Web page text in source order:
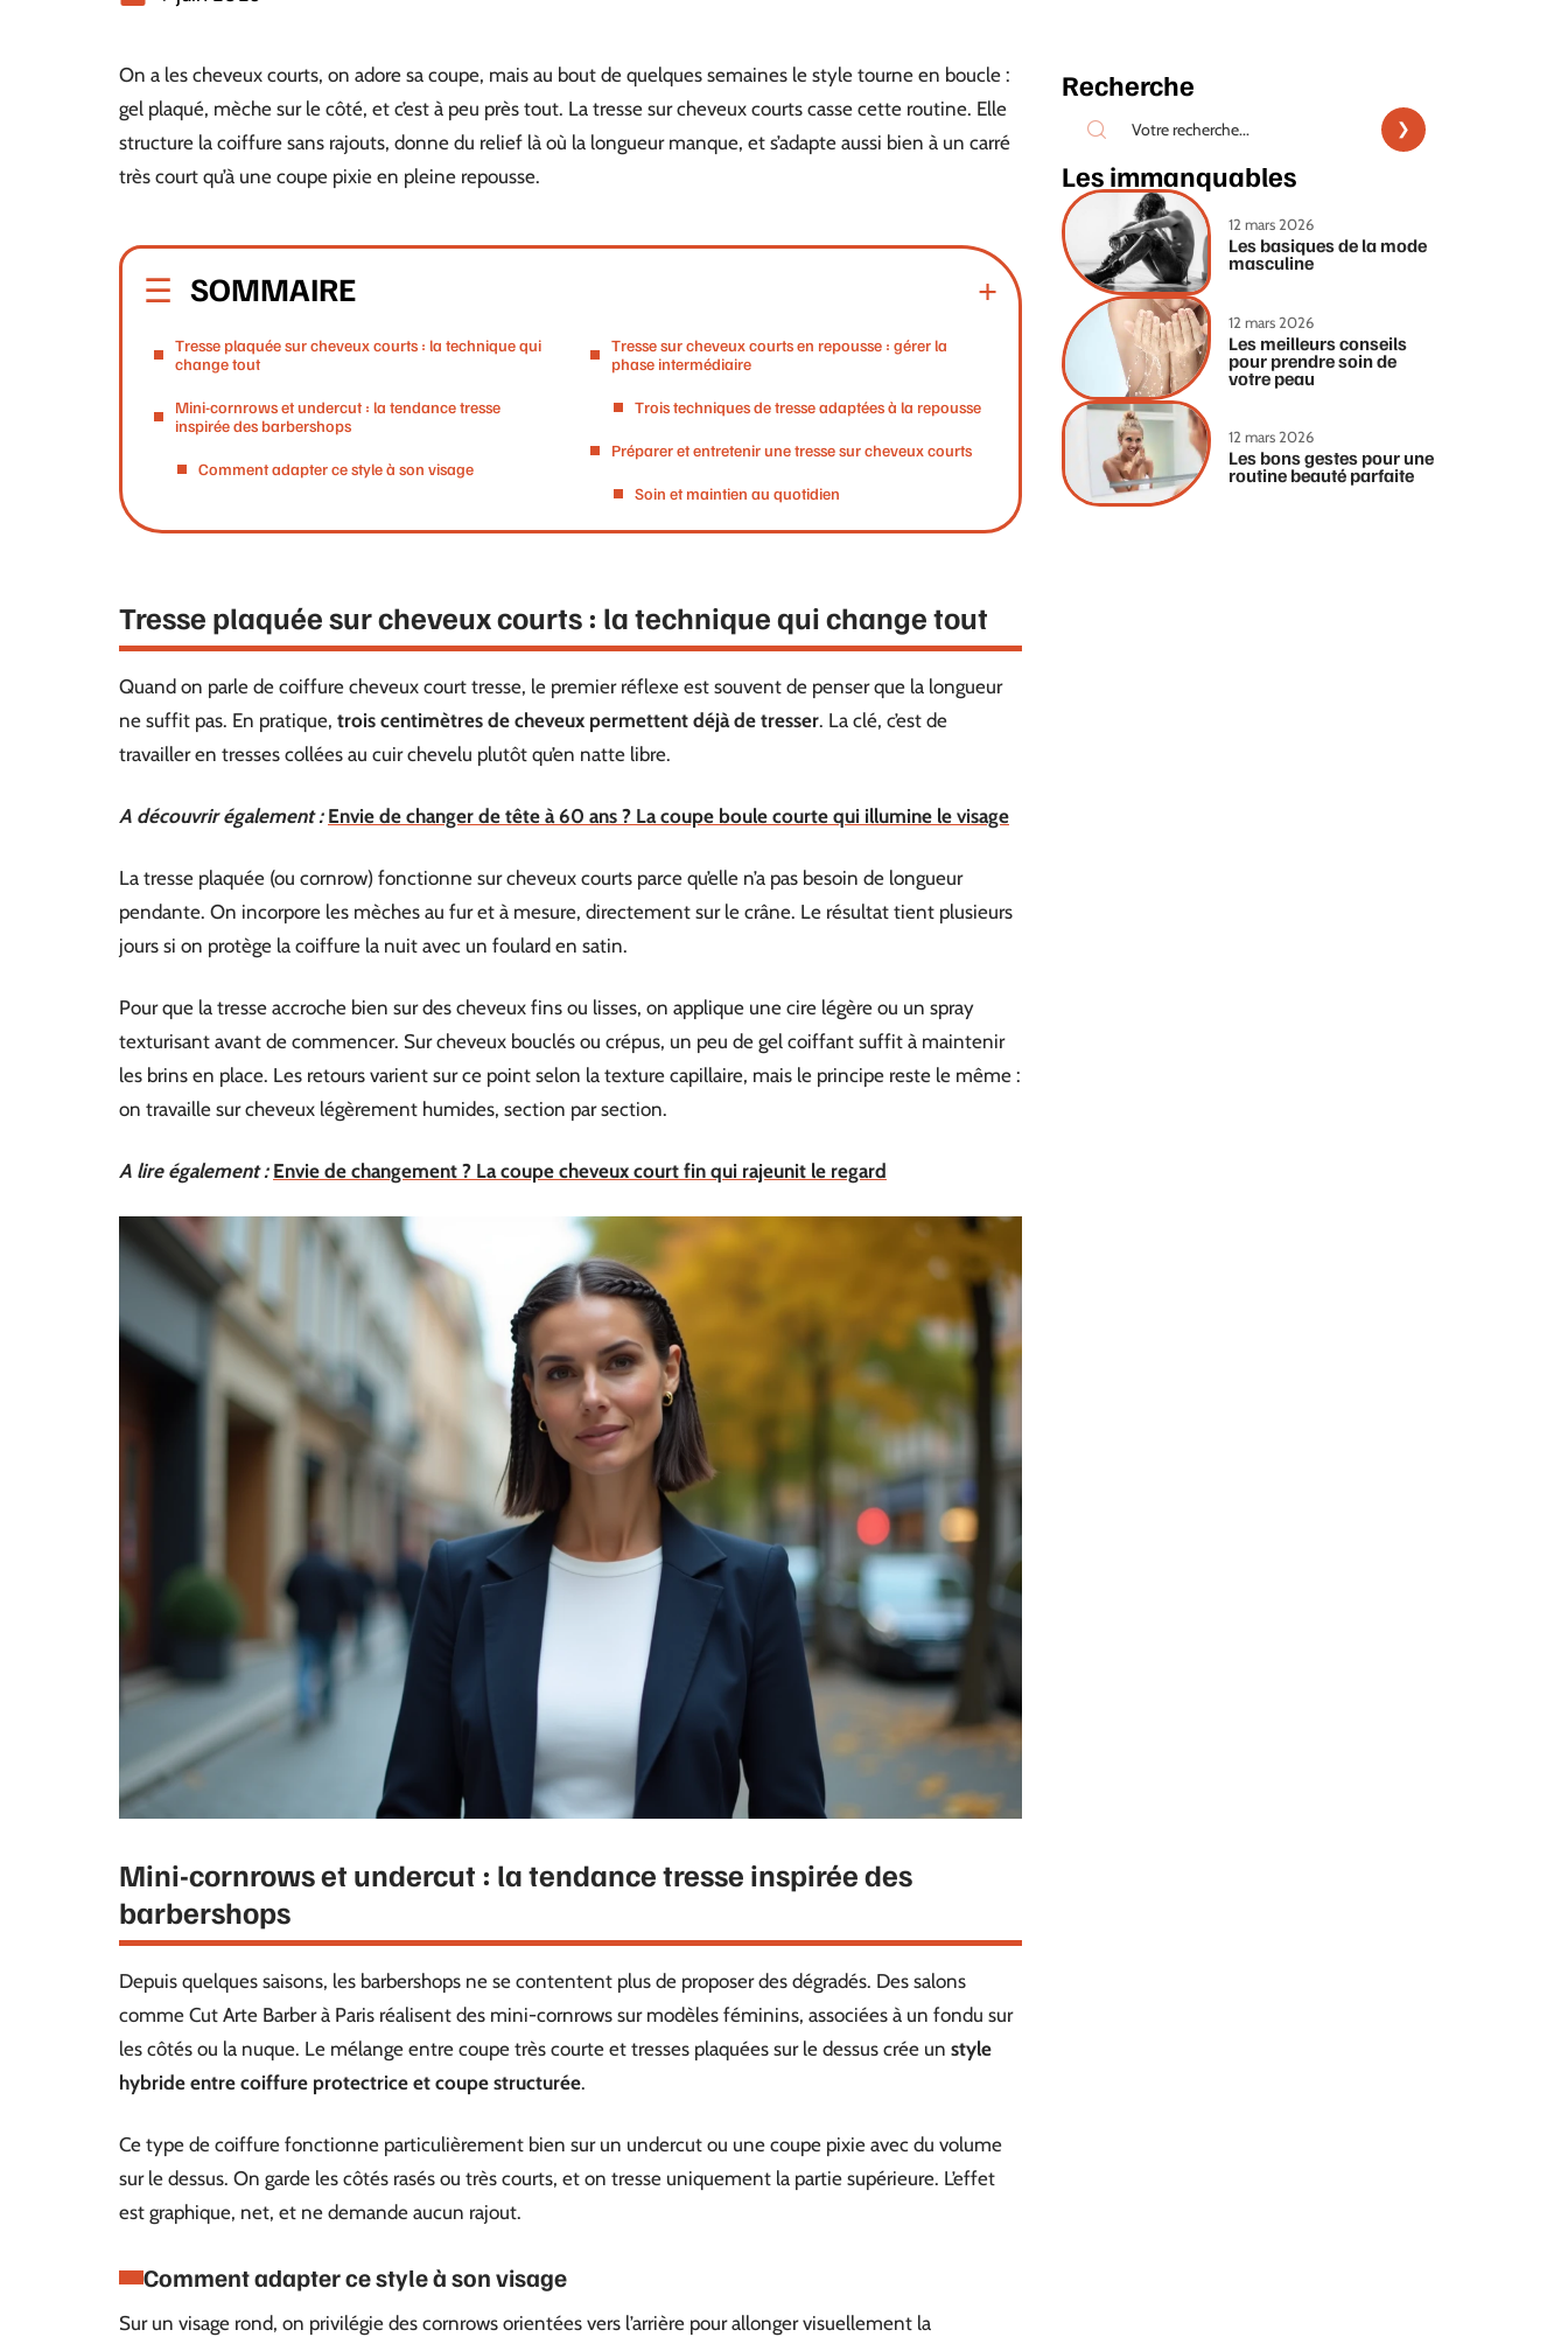
On a les cheveux courts, on adore sa coupe, mais au bout de quelques semaines le style tourne en boucle :
gel plaqué, mèche sur le côté, et c’est à peu près tout. La tresse sur cheveux courts casse cette routine. Elle
structure la coiffure sans rajouts, donne du relief là où la longueur manque, et s’adapte aussi bien à un carré
très court qu’à une coupe pixie en pleine repousse.
SOMMAIRE
Tresse plaquée sur cheveux courts : la technique qui
change tout
Mini-cornrows et undercut : la tendance tresse
inspirée des barbershops
Comment adapter ce style à son visage
Tresse sur cheveux courts en repousse : gérer la
phase intermédiaire
Trois techniques de tresse adaptées à la repousse
Préparer et entretenir une tresse sur cheveux courts
Soin et maintien au quotidien
Tresse plaquée sur cheveux courts : la technique qui change tout
Quand on parle de coiffure cheveux court tresse, le premier réflexe est souvent de penser que la longueur
ne suffit pas. En pratique, trois centimètres de cheveux permettent déjà de tresser. La clé, c’est de
travailler en tresses collées au cuir chevelu plutôt qu’en natte libre.
A découvrir également : Envie de changer de tête à 60 ans ? La coupe boule courte qui illumine le visage
La tresse plaquée (ou cornrow) fonctionne sur cheveux courts parce qu’elle n’a pas besoin de longueur
pendante. On incorpore les mèches au fur et à mesure, directement sur le crâne. Le résultat tient plusieurs
jours si on protège la coiffure la nuit avec un foulard en satin.
Pour que la tresse accroche bien sur des cheveux fins ou lisses, on applique une cire légère ou un spray
texturisant avant de commencer. Sur cheveux bouclés ou crépus, un peu de gel coiffant suffit à maintenir
les brins en place. Les retours varient sur ce point selon la texture capillaire, mais le principe reste le même :
on travaille sur cheveux légèrement humides, section par section.
A lire également : Envie de changement ? La coupe cheveux court fin qui rajeunit le regard
Mini-cornrows et undercut : la tendance tresse inspirée des
barbershops
Depuis quelques saisons, les barbershops ne se contentent plus de proposer des dégradés. Des salons
comme Cut Arte Barber à Paris réalisent des mini-cornrows sur modèles féminins, associées à un fondu sur
les côtés ou la nuque. Le mélange entre coupe très courte et tresses plaquées sur le dessus crée un style
hybride entre coiffure protectrice et coupe structurée.
Ce type de coiffure fonctionne particulièrement bien sur un undercut ou une coupe pixie avec du volume
sur le dessus. On garde les côtés rasés ou très courts, et on tresse uniquement la partie supérieure. L’effet
est graphique, net, et ne demande aucun rajout.
Comment adapter ce style à son visage
Sur un visage rond, on privilégie des cornrows orientées vers l’arrière pour allonger visuellement la
Recherche
Les immanquables
12 mars 2026
Les basiques de la mode
masculine
12 mars 2026
Les meilleurs conseils
pour prendre soin de
votre peau
12 mars 2026
Les bons gestes pour une
routine beauté parfaite